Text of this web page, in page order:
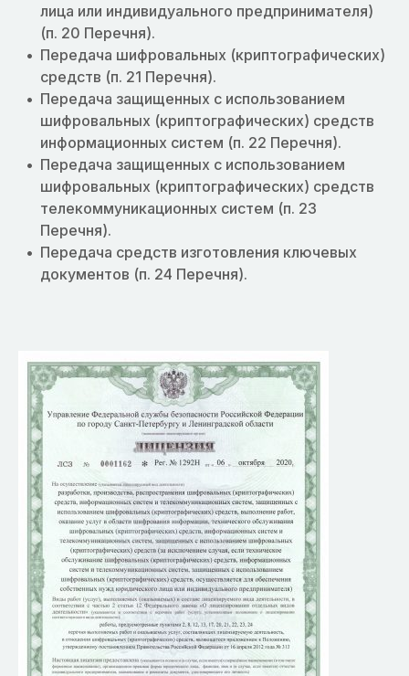
лица или индивидуального предпринимателя)
(п. 20 Перечня).
Передача шифровальных (криптографических)
средств (п. 21 Перечня).
Передача защищенных с использованием
шифровальных (криптографических) средств
информационных систем (п. 22 Перечня).
Передача защищенных с использованием
шифровальных (криптографических) средств
телекоммуникационных систем (п. 23
Перечня).
Передача средств изготовления ключевых
документов (п. 24 Перечня).